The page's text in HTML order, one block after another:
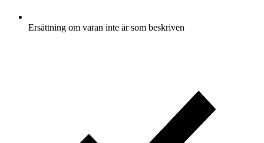
Ersättning om varan inte är som beskriven